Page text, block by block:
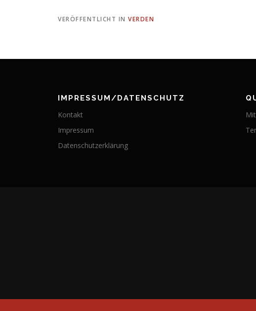
VERÖFFENTLICHT IN VERDEN
IMPRESSUM/DATENSCHUTZ
Kontakt
Impressum
Datenschutzerklärung